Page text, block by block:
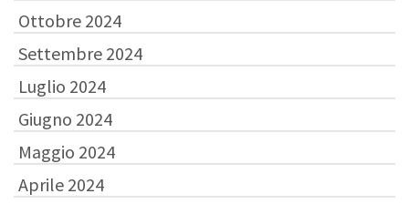
Ottobre 2024
Settembre 2024
Luglio 2024
Giugno 2024
Maggio 2024
Aprile 2024